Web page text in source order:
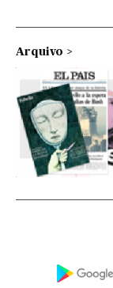
Arquivo